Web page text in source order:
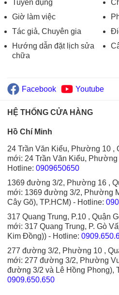
Tuyển dụng
Giờ làm việc
Tác giả, Chuyên gia
Hướng dẫn đặt lịch sửa
chữa
Facebook Youtube
HỆ THỐNG CỬA HÀNG
Hồ Chí Minh
24 Trần Văn Kiểu, Phường 10 ,
mới: 24 Trần Văn Kiểu,
Hotline: 0909650650
1369 đường 3/2, Phường 16 ,
mới: 1369 đường 3/2, Phường
Cây Gõ), TP.HCM) - Hotline:
317 Quang Trung, P.10 , Quận
mới: 317 Quang Trung, P. Gò
Kim Đồng)) - Hotline:
277 đường 3/2, Phường 10 ,
mới: 277 đường 3/2, Phường
đường 3/2 và Lê Hồng Phong),
0909.650.650